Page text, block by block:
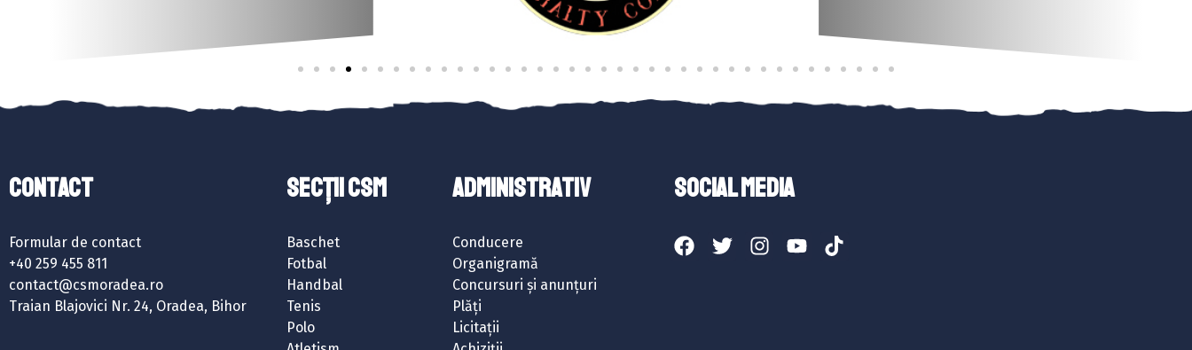
Contact
Formular de contact
+40 259 455 811
contact@csmoradea.ro
Traian Blajovici Nr. 24, Oradea, Bihor
SECȚII CSM
Baschet
Fotbal
Handbal
Tenis
Polo
ADMINISTRATIV
Conducere
Organigramă
Concursuri și anunțuri
Plăți
Licitații
SOCIAL MEDIA